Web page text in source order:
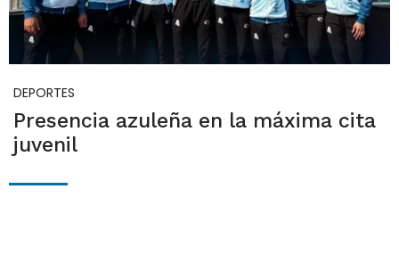
DEPORTES
Presencia azuleña en la máxima cita
juvenil